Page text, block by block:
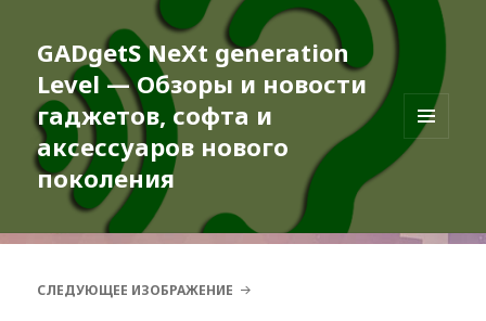
GADgetS NeXt generation
Level — Обзоры и новости
гаджетов, софта и
аксессуаров нового
поколения
МЕНЮ
СЛЕДУЮЩЕЕ ИЗОБРАЖЕНИЕ